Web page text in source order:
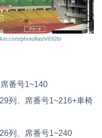
photoflash/6926/
番号1~140
列、席番号1~216+車椅
列、席番号1~240